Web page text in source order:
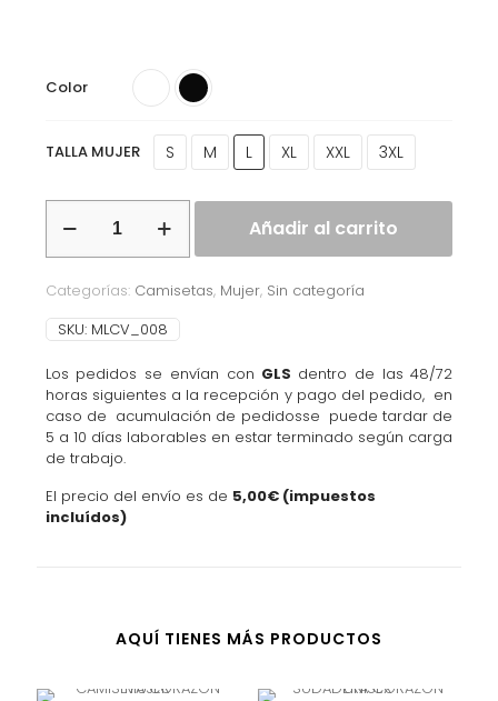
Color
TALLA MUJER S M L XL XXL 3XL
Añadir al carrito
Categorías: Camisetas, Mujer, Sin categoría
SKU: MLCV_008
Los pedidos se envían con GLS dentro de las 48/72
horas siguientes a la recepción y pago del pedido, en
caso de acumulación de pedidosse puede tardar de
5 a 10 días laborables en estar terminado según carga
de trabajo.
El precio del envío es de 5,00€ (impuestos
incluídos)
AQUÍ TIENES MÁS PRODUCTOS